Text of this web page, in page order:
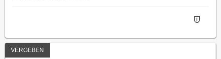
VERGEBEN